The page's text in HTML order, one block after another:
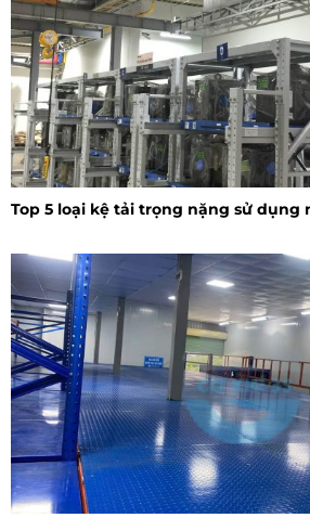
Top 5 loại kệ tải trọng nặng sử dụng